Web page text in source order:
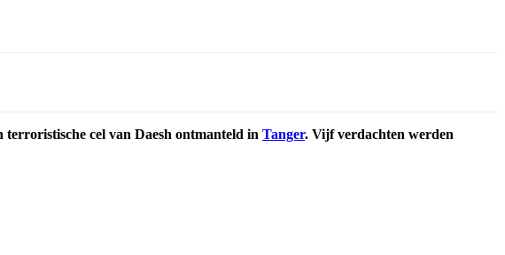
cel van Daesh ontmanteld in Tanger. Vijf verdachten werden